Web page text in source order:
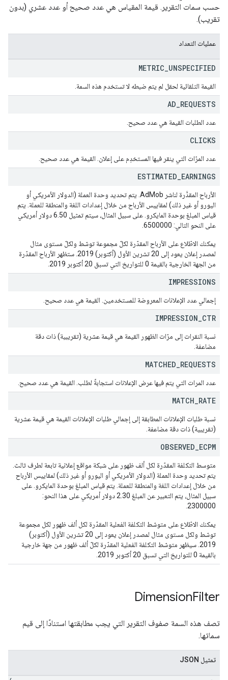
حسب سمات التقرير. قيمة المقياس هي عدد صحيح أو عدد عشري (بدون
تقريب).
عمليات التعداد
METRIC UNSPECIFIED
القيمة التلقائية لحقل لم يتم ضبطه لا تستخدم هذه السمة.
AD REQUESTS
عدد الطلبات القيمة هي عدد صحيح.
CLICKS
عدد المرّات التي ينقر فيها المستخدِم على إعلان. القيمة هي عدد صحيح.
ESTIMATED EARNINGS
الأرباح المقدَّرة لناشر AdMob. يتم تحديد وحدة العملة (الدولار الأمريكي أو
اليورو أو غير ذلك) لمقاييس الأرباح من خلال إعدادات اللغة والمنطقة للعملة. يتم
قياس المبلغ بوحدة المايكرو. على سبيل المثال، سيتم تمثيل 6.50 دولار أمريكي
على النحو التالي: 6500000.
يمكنك الاطّلاع على الأرباح المقدّرة لكلّ مجموعة توسّط ولكلّ مستوى مثال
لمصدر إعلان يعود إلى 20 تشرين الأول (أكتوبر) 2019. ستظهر الأرباح المقدّرة
من الجهة الخارجية بالقيمة 0 للتواريخ التي تسبق 20 أكتوبر 2019.
IMPRESSIONS
إجمالي عدد الإعلانات المعروضة للمستخدمين. القيمة هي عدد صحيح.
IMPRESSION CTR
نسبة النقرات إلى مرّات الظهور القيمة هي قيمة عشرية (تقريبية) ذات دقة
مضاعفة.
MATCHED REQUESTS
عدد المرات التي يتم فيها عرض الإعلانات استجابةً لطلب. القيمة هي عدد صحيح.
MATCH RATE
نسبة طلبات الإعلانات المطابقة إلى إجمالي طلبات الإعلانات القيمة هي قيمة عشرية
(تقريبية) ذات دقة مضاعفة.
OBSERVED ECPM
متوسط التكلفة المقدّرة لكل ألف ظهور على شبكة مواقع إعلانية تابعة لطرف ثالث.
يتم تحديد وحدة العملة (الدولار الأمريكي أو اليورو أو غير ذلك) لمقاييس الأرباح
من خلال إعدادات اللغة والمنطقة للعملة. يتم قياس المبلغ بوحدة المايكرو. على
سبيل المثال، يتم التعبير عن المبلغ 2.30 دولار أمريكي على هذا النحو:
2300000.
يمكنك الاطّلاع على متوسّط التكلفة الفعلية المقدّرة لكل ألف ظهور لكل مجموعة
توسّط ولكل مستوى مثال لمصدر إعلان يعود إلى 20 تشرين الأول (أكتوبر)
2019. سيظهر متوسّط التكلفة الفعلية المقدّرة لكلّ ألف ظهور من جهة خارجية
بالقيمة 0 للتواريخ التي تسبق 20 أكتوبر 2019.
DimensionFilter
تصف هذه السمة صفوف التقرير التي يجب مطابقتها استنادًا إلى قيم
سماتها.
تمثيل JSON